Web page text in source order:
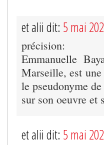
et alii dit: 5 mai
précision:
Emmanuelle
Marseille, est
le pseudonyme
sur son oeuvre et
et alii dit: 5 mai